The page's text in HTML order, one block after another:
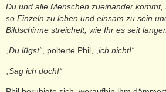
Du und alle Menschen zueinander
so Einzeln zu leben und einsam zu sein
Bildschirme streichelt, wie Ihr es seit
„Du lügst“ , polterte Phil, „ich nicht!“
„Sag ich doch!“